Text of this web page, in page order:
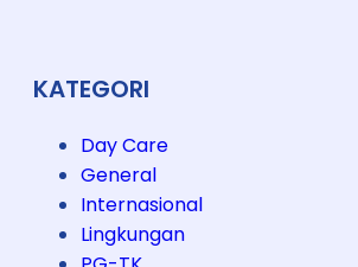
KATEGORI
Day Care
General
Internasional
Lingkungan